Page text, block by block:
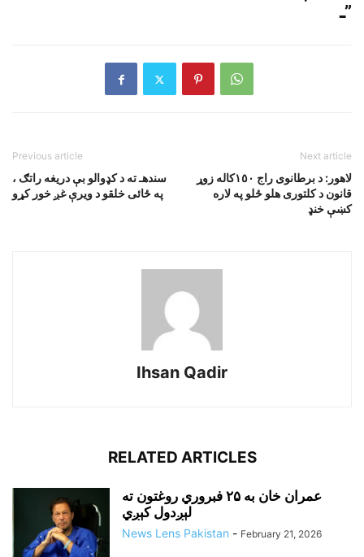
ـ”
Previous article
سندهـ ته د کډوالو بې دريغه راتګ ،
په ځائى خلقو د ويرې غږ خور کړو
Next article
لاهور: د برطانوى راج ١٥٠کاله زوړ
قانون د کلتورى هلو ځلو په لاره
کښې خنډ
Ihsan Qadir
RELATED ARTICLES
عمران خان به ۲۵ فبروري روغتون ته
لېږدول کېږي
News Lens Pakistan - February 21, 2026